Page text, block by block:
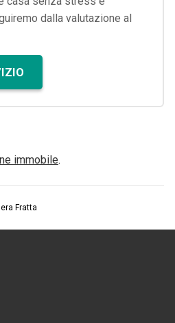
dalla valutazione al
immobile.
Fratta